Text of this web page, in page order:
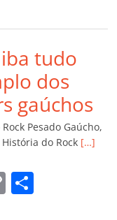
y
Li
n
k
p
ar
til
h
ar
tudo
dos
gaúchos
Pesado Gaúcho,
do Rock […]
C